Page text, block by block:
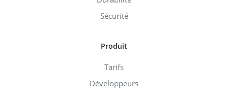
Sécurité
Produit
Tarifs
Développeurs